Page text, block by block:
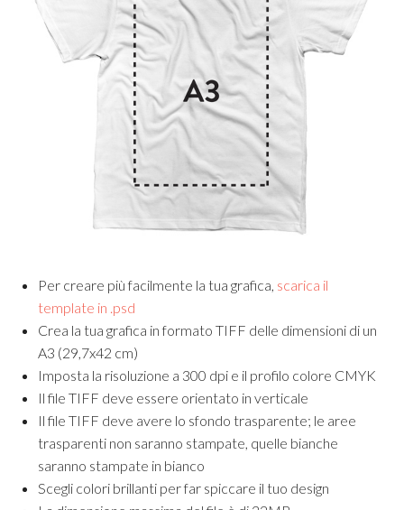
Per creare più facilmente la tua grafica, scarica il
template in .psd
Crea la tua grafica in formato TIFF delle dimensioni di un
A3 (29,7x42 cm)
Imposta la risoluzione a 300 dpi e il profilo colore CMYK
Il file TIFF deve essere orientato in verticale
Il file TIFF deve avere lo sfondo trasparente; le aree
trasparenti non saranno stampate, quelle bianche
saranno stampate in bianco
Scegli colori brillanti per far spiccare il tuo design